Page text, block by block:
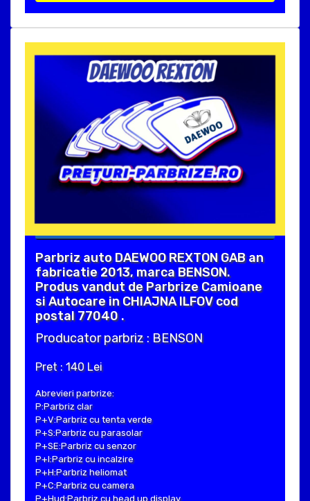
Parbriz auto DAEWOO REXTON GAB an
fabricatie 2013, marca BENSON.
Produs vandut de Parbrize Camioane
si Autocare in CHIAJNA ILFOV cod
postal 77040 .
Producator parbriz : BENSON
Pret : 140 Lei
Abrevieri parbrize:
P:Parbriz clar
P+V:Parbriz cu tenta verde
P+S:Parbriz cu parasolar
P+SE:Parbriz cu senzor
P+I:Parbriz cu incalzire
P+H:Parbriz heliomat
P+C:Parbriz cu camera
P+Hud:Parbriz cu head up display